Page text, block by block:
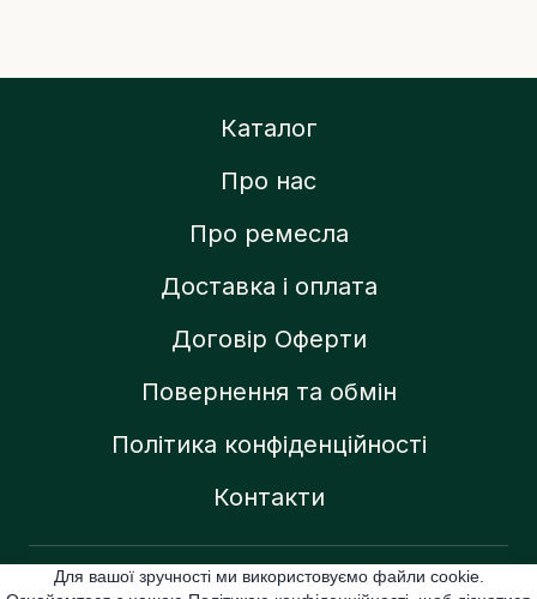
Каталог
Про нас
Про ремесла
Доставка і оплата
Договір Оферти
Повернення та обмін
Політика конфіденційності
Контакти
Created by:
Для вашої зручності ми використовуємо файли cookie.